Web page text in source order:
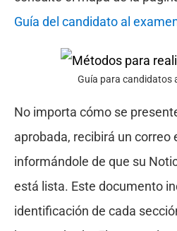
Guía del candidato al
Guía para candidatos
No importa cómo se
aprobada, recibirá un correo
informándole de que su
está lista. Este documento
identificación de cada